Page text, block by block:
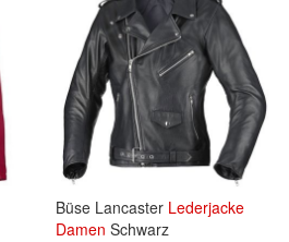
Büse Lancaster Lederjacke
Damen Schwarz